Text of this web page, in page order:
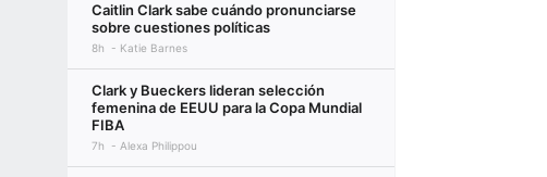
Caitlin Clark sabe cuándo pronunciarse
sobre cuestiones políticas
8h Katie Barnes
Clark y Bueckers lideran selección
femenina de EEUU para la Copa Mundial
FIBA
7h Alexa Philippou